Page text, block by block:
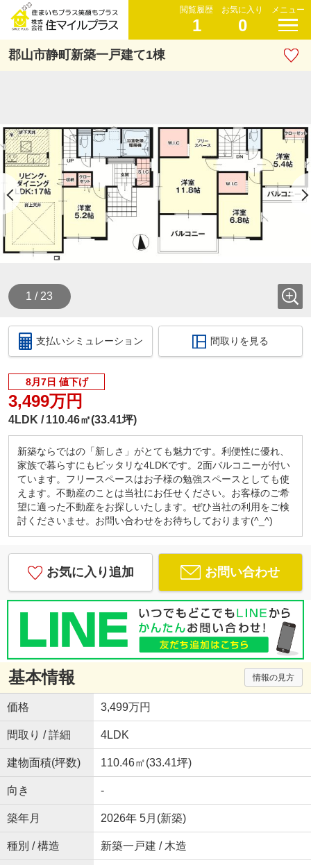
閲覧履歴
1
お気に入り
0
メニュー
郡山市静町新築一戸建て1棟
1 / 23
支払いシミュレーション 間取りを見る
8月7日 値下げ
3,499万円
4LDK 110.46㎡(33.41坪)
新築ならではの「新しさ」がとても魅力です。利便性に優れ、
家族で暮らすにもピッタリな4LDKです。2面バルコニーが付い
ています。フリースペースはお子様の勉強スペースとしても使
えます。不動産のことは当社にお任せください。お客様のご希
望に適った不動産をお探しいたします。ぜひ当社の利用をご検
討くださいませ。お問い合わせをお待ちしております(^_^)
お気に入り追加 お問い合わせ
基本情報 情報の見方
価格 3,499万円
間取り / 詳細 4LDK
建物面積(坪数) 110.46㎡(33.41坪)
向き -
築年月 2026年 5月(新築)
種別 / 構造 新築一戸建 / 木造